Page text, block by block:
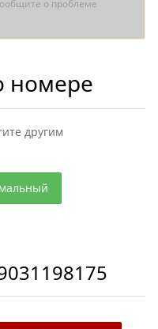
о проблеме
номере
другим